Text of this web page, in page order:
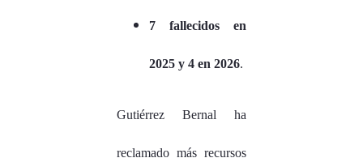
7 fallecidos en
2025 y 4 en 2026.
Gutiérrez Bernal ha
reclamado más recursos